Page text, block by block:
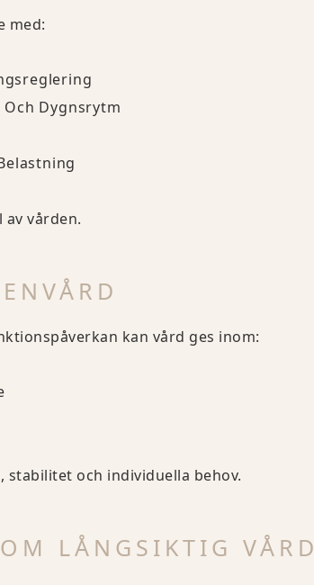
med:
Dygnsrytm
vården.
kan vård ges inom:
och individuella behov.
LÅNGSIKTIG VÅRD